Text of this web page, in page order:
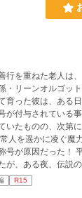
行を重ねた老人は
・リーンオルゴッ
育った彼は、ある
が付与されている
いたものの、次第
人を遥かに凌ぐ
号が原因だった！
が、ある夜、伝説
覧は御自身
て下さいませ。
R15